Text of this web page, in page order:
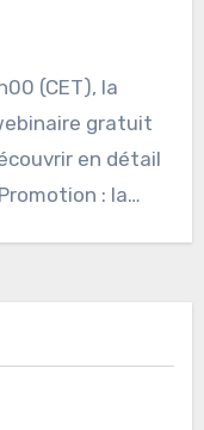
(CET), la
gratuit
en détail
: la…